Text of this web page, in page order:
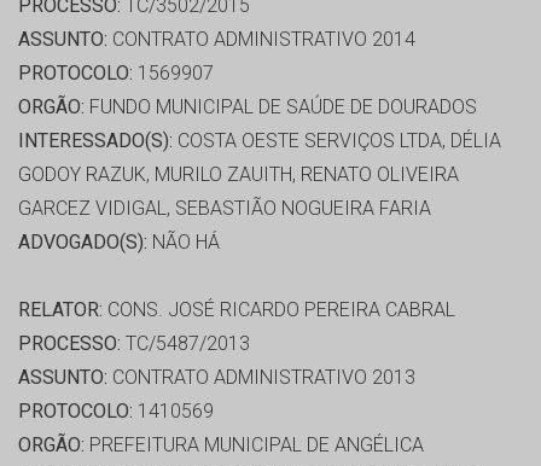
PROCESSO: TC/3502/2015
ASSUNTO: CONTRATO ADMINISTRATIVO 2014
PROTOCOLO: 1569907
ORGÃO: FUNDO MUNICIPAL DE SAÚDE DE DOURADOS
INTERESSADO(S): COSTA OESTE SERVIÇOS LTDA, DÉLIA
GODOY RAZUK, MURILO ZAUITH, RENATO OLIVEIRA
GARCEZ VIDIGAL, SEBASTIÃO NOGUEIRA FARIA
ADVOGADO(S): NÃO HÁ
RELATOR: CONS. JOSÉ RICARDO PEREIRA CABRAL
PROCESSO: TC/5487/2013
ASSUNTO: CONTRATO ADMINISTRATIVO 2013
PROTOCOLO: 1410569
ORGÃO: PREFEITURA MUNICIPAL DE ANGÉLICA